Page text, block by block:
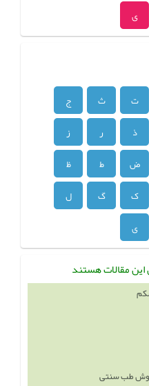
ی
ت ث
ج
ذ ر
ز
ض ط
ظ
ک گ
ل
ی
این مقالات هستند